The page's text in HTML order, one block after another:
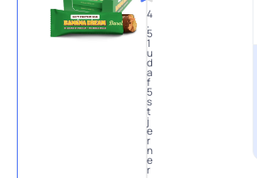
4
.
5
1
u
d
a
f
5
s
t
j
e
r
n
e
r